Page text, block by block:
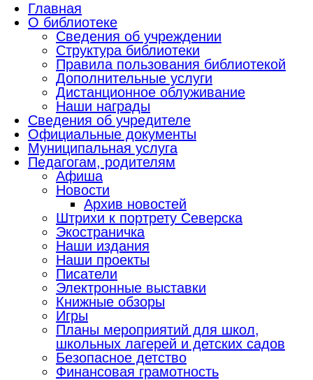
Главная
О библиотеке
Сведения об учреждении
Структура библиотеки
Правила пользования библиотекой
Дополнительные услуги
Дистанционное облуживание
Наши награды
Сведения об учредителе
Официальные документы
Муниципальная услуга
Педагогам, родителям
Афиша
Новости
Архив новостей
Штрихи к портрету Северска
Экостраничка
Наши издания
Наши проекты
Писатели
Электронные выставки
Книжные обзоры
Игры
Планы мероприятий для школ,
школьных лагерей и детских садов
Безопасное детство
Финансовая грамотность